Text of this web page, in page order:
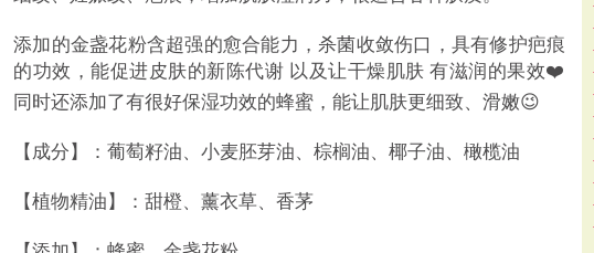
添加的金盏花粉含超强的愈合能力，杀菌收敛伤口，具有修护疤痕
的功效，能促进皮肤的新陈代谢 以及让干燥肌肤 有滋润的果效❤️
同时还添加了有很好保湿功效的蜂蜜，能让肌肤更细致、滑嫩😉
【成分】：葡萄籽油、小麦胚芽油、棕榈油、椰子油、橄榄油
【植物精油】：甜橙、薰衣草、香茅